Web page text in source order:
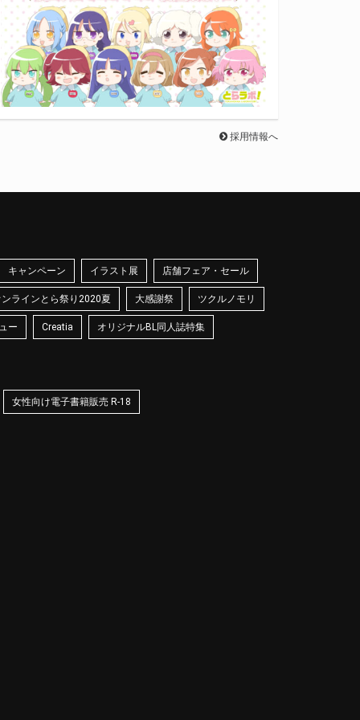
採用情報へ
キャンペーン イラスト展 店舗フェア・セール
ラインとら祭り2020夏 大感謝祭 ツクルノモリ
ー Creatia オリジナルBL同人誌特集
女性向け電子書籍販売 R-18